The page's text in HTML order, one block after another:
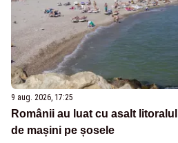
9 aug. 2026, 17:25
Românii au luat cu asalt
de mașini pe șosele